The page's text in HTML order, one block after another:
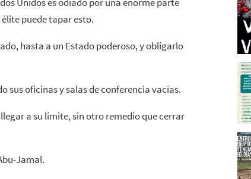
puede tapar esto.
hasta a un Estado poderoso, y obligarlo
sus oficinas y salas de conferencia vacías.
a su límite, sin otro remedio que cerrar
Jamal.